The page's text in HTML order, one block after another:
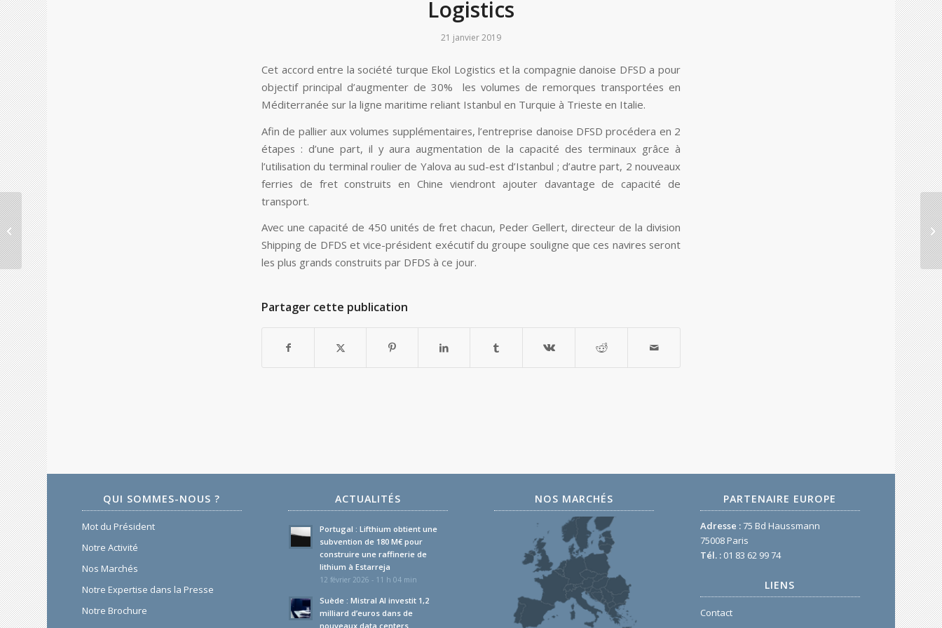
Logistics
21 janvier 2019
Cet accord entre la société turque Ekol Logistics et la compagnie danoise DFSD a pour
objectif principal d’augmenter de 30% les volumes de remorques transportées en
Méditerranée sur la ligne maritime reliant Istanbul en Turquie à Trieste en Italie.
Afin de pallier aux volumes supplémentaires, l’entreprise danoise DFSD procédera en 2
étapes : d’une part, il y aura augmentation de la capacité des terminaux grâce à
l’utilisation du terminal roulier de Yalova au sud-est d’Istanbul ; d’autre part, 2 nouveaux
ferries de fret construits en Chine viendront ajouter davantage de capacité de
transport.
Avec une capacité de 450 unités de fret chacun, Peder Gellert, directeur de la division
Shipping de DFDS et vice-président exécutif du groupe souligne que ces navires seront
les plus grands construits par DFDS à ce jour.
Partager cette publication
QUI SOMMES-NOUS ?
Mot du Président
Notre Activité
Nos Marchés
Notre Expertise dans la Presse
Notre Brochure
ACTUALITÉS
Portugal : Lifthium obtient une
subvention de 180 M€ pour
construire une raffinerie de
lithium à Estarreja
12 février 2026 - 11 h 04 min
Suède : Mistral AI investit 1,2
milliard d’euros dans de
nouveaux data centers
NOS MARCHÉS PARTENAIRE EUROPE
Adresse :75 Bd Haussmann
75008 Paris
Tél. : 01 83 62 99 74
LIENS
Contact
Réunion germano-
britannique sur les
opportunités
commerciales à
l’heure...